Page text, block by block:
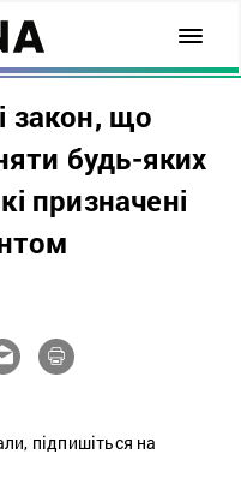
закон, що
будь-яких
призначені
підпишіться на